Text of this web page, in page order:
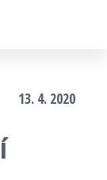
13. 4. 2020